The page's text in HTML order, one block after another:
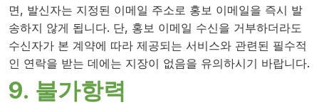
면, 발신자는 지정된 이메일 주소로 홍보 이메일을 즉시 발
송하지 않게 됩니다. 단, 홍보 이메일 수신을 거부하더라도
수신자가 본 계약에 따라 제공되는 서비스와 관련된 필수적
인 연락을 받는 데에는 지장이 없음을 유의하시기 바랍니다.
9. 불가항력